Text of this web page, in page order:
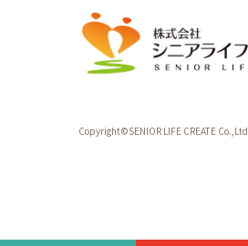
Copyright©SENIOR LIFE CREATE